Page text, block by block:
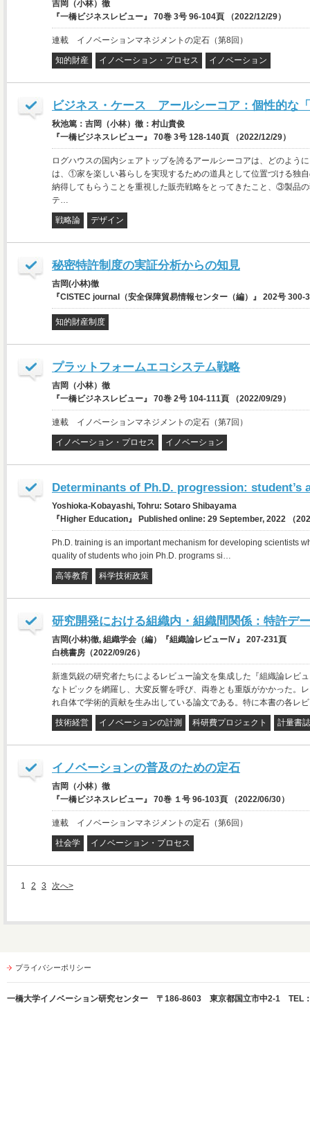
吉岡（小林）徹
『一橋ビジネスレビュー』 70巻 3号 96-104頁 （2022/12/29）
連載 イノベーションマネジメントの定石（第8回）
知的財産 イノベーション・プロセス イノベーション
ビジネス・ケース アールシーコア：個性的な
秋池篤：吉岡（小林）徹：村山貴俊
『一橋ビジネスレビュー』 70巻 3号 128-140頁 （2022/12/29）
ログハウスの国内シェアトップを誇るアールシーコアは、どのよう
は、①家を楽しい暮らしを実現するための道具として位置づける独
納得してもらうことを重視した販売戦略をとってきたこと、③製品
テ…
戦略論 デザイン
秘密特許制度の実証分析からの知見
吉岡(小林)徹
『CISTEC journal（安全保障貿易情報センター（編）』 202号
知的財産制度
プラットフォームエコシステム戦略
吉岡（小林）徹
『一橋ビジネスレビュー』 70巻 2号 104-111頁 （2022/09/29）
連載 イノベーションマネジメントの定石（第7回）
イノベーション・プロセス イノベーション
Determinants of Ph.D. progression:
Yoshioka-Kobayashi, Tohru: Sotaro Shibayama
『Higher Education』 Published online: 29 September, 2022 （
Ph.D. training is an important mechanism for developing scientists
quality of students who join Ph.D. programs si…
高等教育 科学技術政策
研究開発における組織内・組織間関係：特許デ
吉岡(小林)徹, 組織学会（編）『組織論レビューⅣ』 207-231頁
白桃書房（2022/09/26）
新進気鋭の研究者たちによるレビュー論文を集成した『組織論レビ
なトピックを網羅し、大変反響を呼び、両巻とも重版がかかった。
れ自体で学術的貢献を生み出している論文である。特に本書の各レ
技術経営 イノベーションの計測 科研費プロジェクト 計量書
イノベーションの普及のための定石
吉岡（小林）徹
『一橋ビジネスレビュー』 70巻 １号 96-103頁 （2022/06/30）
連載 イノベーションマネジメントの定石（第6回）
社会学 イノベーション・プロセス
1 2 3 次へ>
プライバシーポリシー
一橋大学イノベーション研究センター 〒186-8603 東京都国立市中2-1 TEL